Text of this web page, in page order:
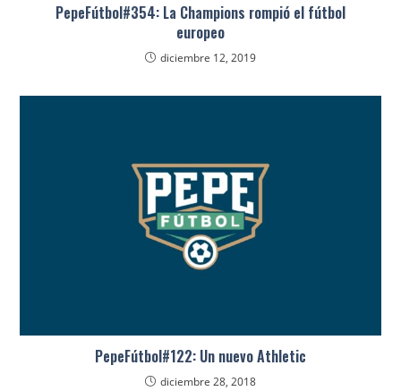
PepeFútbol#354: La Champions rompió el fútbol
europeo
diciembre 12, 2019
PepeFútbol#122: Un nuevo Athletic
diciembre 28, 2018